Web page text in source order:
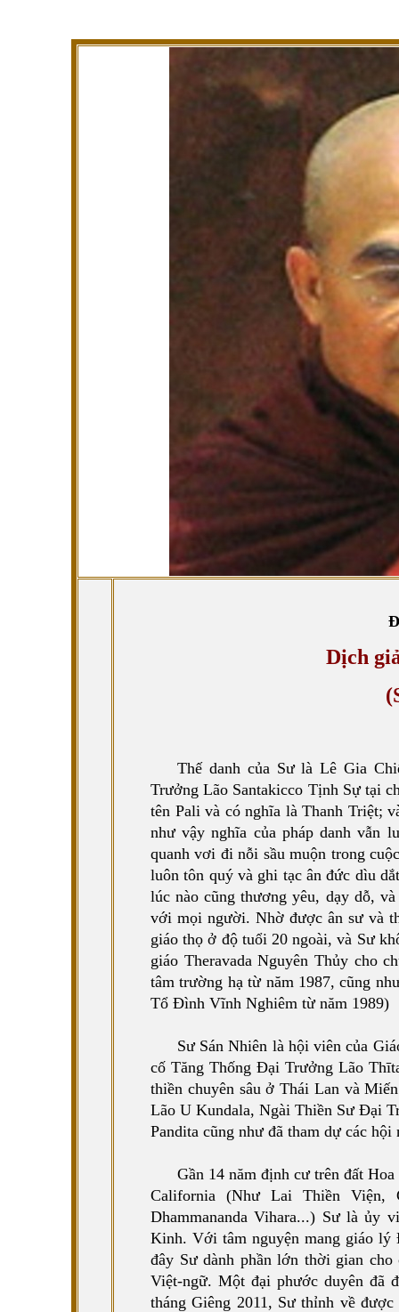
Dịch
Thế danh của Sư là Lê Gia
Trưởng Lão Santakicco Tịnh Sự tại
tên Pali và có nghĩa là Thanh Triệt;
như vậy nghĩa của pháp danh vẫn
quanh vơi đi nỗi sầu muộn trong
luôn tôn quý và ghi tạc ân đức dìu
lúc nào cũng thương yêu, dạy dỗ,
với mọi người. Nhờ được ân sư và
giáo thọ ở độ tuổi 20 ngoài, và Sư
giáo Theravada Nguyên Thủy cho
tâm trường hạ từ năm 1987, cũng
Tổ Đình Vĩnh Nghiêm từ năm 1989)
Sư Sán Nhiên là hội viên của
cố Tăng Thống Đại Trưởng Lão
thiền chuyên sâu ở Thái Lan và
Lão U Kundala, Ngài Thiền Sư Đại
Pandita cũng như đã tham dự các hội
Gần 14 năm định cư trên đất
California (Như Lai Thiền Viện,
Dhammananda Vihara...) Sư là ủy
Kinh. Với tâm nguyện mang giáo
đây Sư dành phần lớn thời gian
Việt-ngữ. Một đại phước duyên đã
tháng Giêng 2011, Sư thỉnh về